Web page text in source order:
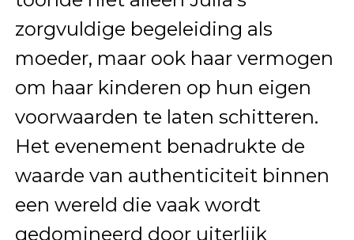
zorgvuldige begeleiding als
moeder, maar ook haar vermogen
om haar kinderen op hun eigen
voorwaarden te laten schitteren.
Het evenement benadrukte de
waarde van authenticiteit binnen
een wereld die vaak wordt
gedomineerd door uiterlijk